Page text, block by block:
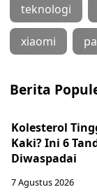
teknologi
xiaomi
Berita
Kolesterol
Kaki? Ini 6
Diwaspadai
7 Agustus 2026